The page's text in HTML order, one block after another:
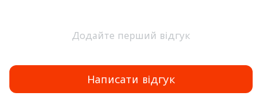
Додайте перший відгук
Написати відгук